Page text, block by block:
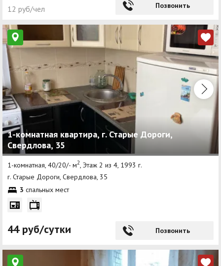
12 руб/чел Позвонить
1-комнатная квартира, г. Старые Дороги,
Свердлова, 35
1-комнатная, 40/20/- м2, Этаж 2 из 4, 1993 г.
г. Старые Дороги, Свердлова, 35
3 спальных мест
44 руб/сутки Позвонить